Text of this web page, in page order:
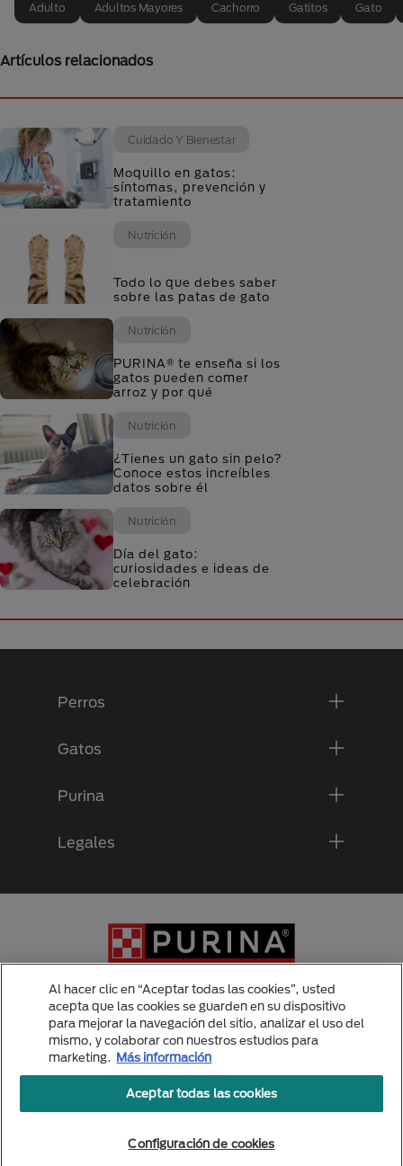
Adulto Adultos Mayores Cachorro Gatitos Gato
Artículos relacionados
Cuidado Y Bienestar
Moquillo en gatos:
síntomas, prevención y
tratamiento
Nutrición
Todo lo que debes saber
sobre las patas de gato
Nutrición
PURINA® te enseña si los
gatos pueden comer
arroz y por qué
Nutrición
¿Tienes un gato sin pelo?
Conoce estos increíbles
datos sobre él
Nutrición
Día del gato:
curiosidades e ideas de
celebración
Perros
Gatos
Purina
Legales
Menu Footer Secundario Purina
All Nestlé Purina trademarks owned by Société des Produits Nestlé S.A.,
Vevey, Switzerland or are used with permission.
Politicas de privacidad
Al hacer clic en “Aceptar todas las cookies”, usted
acepta que las cookies se guarden en su dispositivo
para mejorar la navegación del sitio, analizar el uso del
mismo, y colaborar con nuestros estudios para
marketing. Más información
Configuración de cookies
Aceptar todas las cookies